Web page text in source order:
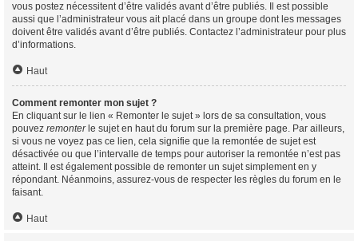
vous postez nécessitent d’être validés avant d’être publiés. Il est possible
aussi que l’administrateur vous ait placé dans un groupe dont les messages
doivent être validés avant d’être publiés. Contactez l’administrateur pour plus
d’informations.
Haut
Comment remonter mon sujet ?
En cliquant sur le lien « Remonter le sujet » lors de sa consultation, vous
pouvez remonterle sujet en haut du forum sur la première page. Par ailleurs,
si vous ne voyez pas ce lien, cela signifie que la remontée de sujet est
désactivée ou que l’intervalle de temps pour autoriser la remontée n’est pas
atteint. Il est également possible de remonter un sujet simplement en y
répondant. Néanmoins, assurez-vous de respecter les règles du forum en le
faisant.
Haut